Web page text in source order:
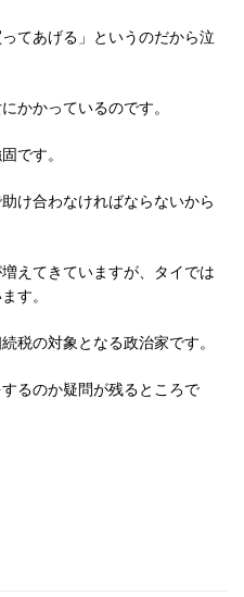
てあげる」というのだから泣
かかっているのです。
です。
け合わなければならないから
えてきていますが、タイでは
す。
税の対象となる政治家です。
るのか疑問が残るところで